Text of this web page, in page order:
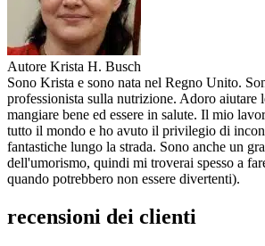
Autore Krista H. Busch
Sono Krista e sono nata nel Regno Unito.
professionista sulla nutrizione. Adoro aiutare
mangiare bene ed essere in salute. Il mio
tutto il mondo e ho avuto il privilegio di
fantastiche lungo la strada. Sono anche un
dell'umorismo, quindi mi troverai spesso a
quando potrebbero non essere divertenti).
recensioni dei clienti